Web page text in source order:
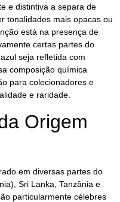
e distintiva a separa de
tonalidades mais opacas ou
está na presença de
certas partes do
seja refletida com
composição química
para colecionadores e
e raridade.
Origem
em diversas partes do
Sri Lanka, Tanzânia e
particularmente célebres